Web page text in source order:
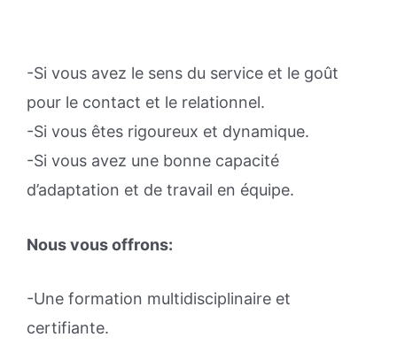
-Si vous avez le sens du service et le goût
pour le contact et le relationnel.
-Si vous êtes rigoureux et dynamique.
-Si vous avez une bonne capacité
d’adaptation et de travail en équipe.
Nous vous offrons:
-Une formation multidisciplinaire et
certifiante.